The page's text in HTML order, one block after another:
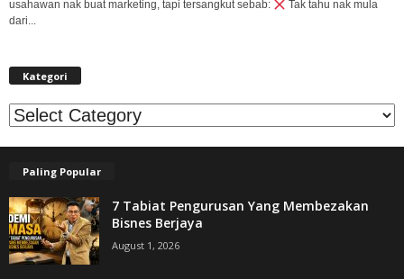
usahawan nak buat marketing, tapi tersangkut sebab:
Tak tahu nak mula
dari...
Kategori
Kategori
Paling Popular
7 Tabiat Pengurusan Yang Membezakan
Bisnes Berjaya
August 1, 2026